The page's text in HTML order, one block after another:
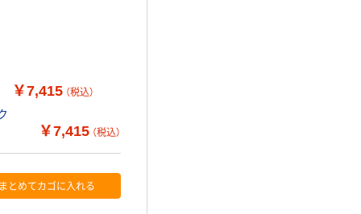
￥7,415 （税込）
￥7,415 （税込）
とめてカゴに入れる